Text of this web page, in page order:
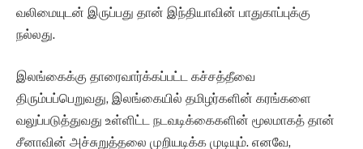
வலிமையுடன் இருப்பது தான் இந்தியாவின் பாதுகாப்புக்கு
நல்லது.
இலங்கைக்கு தாரைவார்க்கப்பட்ட கச்சத்தீவை
திரும்பப்பெறுவது, இலங்கையில் தமிழர்களின் கரங்களை
வலுப்படுத்துவது உள்ளிட்ட நடவடிக்கைகளின் மூலமாகத் தான்
சீனாவின் அச்சுறுத்தலை முறியடிக்க முடியும். எனவே,